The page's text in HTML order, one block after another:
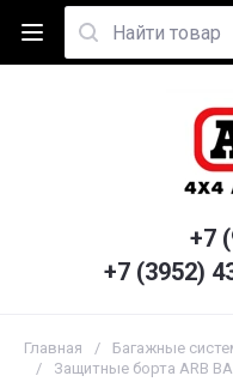
+7
+7 (3952)
Главная / Багажные
/
Защитные борта ARB